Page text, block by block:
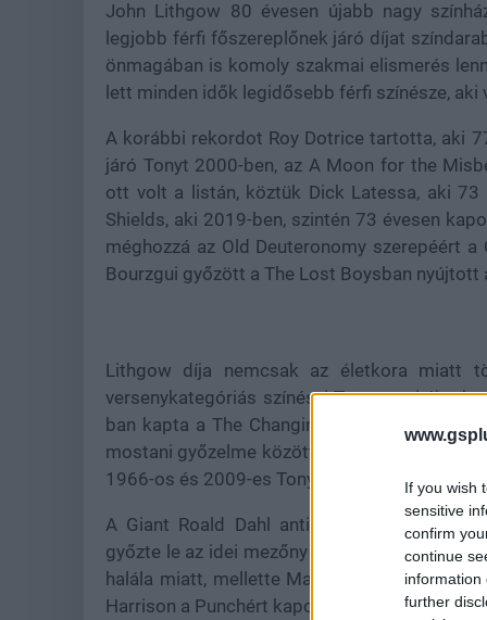
If you wish
sensitive
confirm
continue
information
further
John Lithgow 80 évesen újabb nagy
legjobb férfi főszereplőnek járó díjat
önmagában is komoly szakmai elismerés
lett minden idők legidősebb férfi színésze,
A korábbi rekordot Roy Dotrice tartotta, aki
járó Tonyt 2000-ben, az A Moon for the
ott volt a listán, köztük Dick Latessa, aki 73
Shields, aki 2019-ben, szintén 73 évesen
méghozzá az Old Deuteronomy szerepéért
Bourzgui győzött a The Lost Boysban nyújtott
Lithgow díja nemcsak az életkora miatt
versenykategóriás színészi Tonyt, ami új
ban kapta a The Changing Room című
mostani győzelme között. Ezzel túlszárnyalta
1966-os és 2009-es Tony-győzelmei között
A Giant Roald Dahl antiszemitizmusát
győzte le az idei mezőny több nagy nevét. A
halála miatt, mellette Mark Strong az
Harrison a Punchért kapott jelölést.